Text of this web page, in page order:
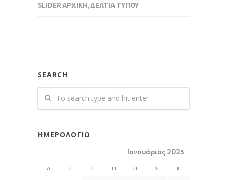
SLIDER ΑΡΧΙΚΉ,ΔΕΛΤΊΑ ΤΎΠΟΥ
SEARCH
ΗΜΕΡΟΛΌΓΙΟ
Ιανουάριος 2025
Δ Τ Τ Π Π Σ Κ